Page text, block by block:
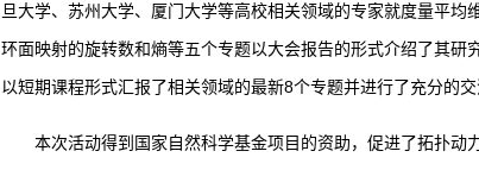
旦大学、苏州大学、厦门大学等高校相关领域的专家就度量平均
环面映射的旋转数和熵等五个专题以大会报告的形式介绍了其
以短期课程形式汇报了相关领域的最新8个专题并进行了充分的交
本次活动得到国家自然科学基金项目的资助，促进了拓扑